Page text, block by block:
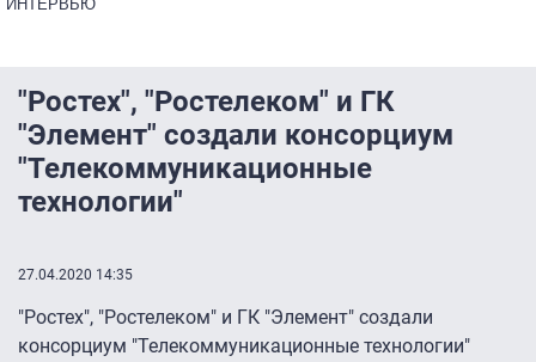
ИНТЕРВЬЮ
"Ростех", "Ростелеком" и ГК
"Элемент" создали консорциум
"Телекоммуникационные
технологии"
27.04.2020 14:35
"Ростех", "Ростелеком" и ГК "Элемент" создали
консорциум "Телекоммуникационные технологии"